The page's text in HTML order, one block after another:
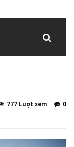
0
777 Lượt xem